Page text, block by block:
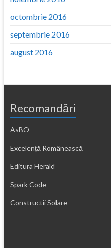
octombrie 2016
septembrie 2016
august 2016
Recomandări
AsBO
Excelență Românească
Editura Herald
Spark Code
Constructii Solare